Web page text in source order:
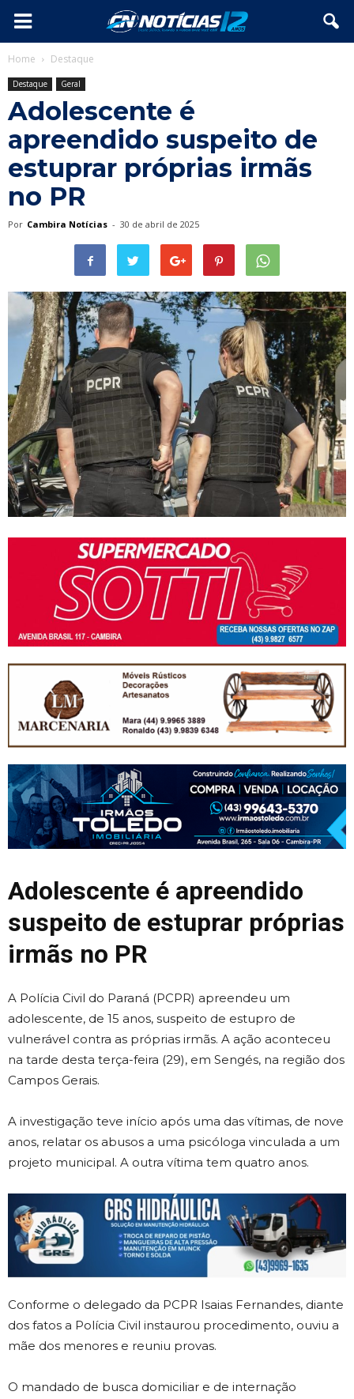
Home Destaque
Destaque Geral
Adolescente é
apreendido suspeito de
estuprar próprias irmãs
no PR
Por Cambira Notícias - 30 de abril de 2025
Adolescente é apreendido
suspeito de estuprar próprias
irmãs no PR
A Polícia Civil do Paraná (PCPR) apreendeu um
adolescente, de 15 anos, suspeito de estupro de
vulnerável contra as próprias irmãs. A ação aconteceu
na tarde desta terça-feira (29), em Sengés, na região dos
Campos Gerais.
A investigação teve início após uma das vítimas, de nove
anos, relatar os abusos a uma psicóloga vinculada a um
projeto municipal. A outra vítima tem quatro anos.
Conforme o delegado da PCPR Isaias Fernandes, diante
dos fatos a Polícia Civil instaurou procedimento, ouviu a
mãe dos menores e reuniu provas.
O mandado de busca domiciliar e de internação